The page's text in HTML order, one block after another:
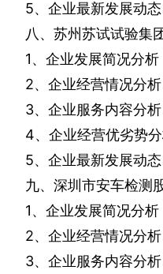
5、企业最新发展动态
八、苏州苏试试验集
1、企业发展简况分析
2、企业经营情况分析
3、企业服务内容分析
4、企业经营优劣势
5、企业最新发展动态
九、深圳市安车检测
1、企业发展简况分析
2、企业经营情况分析
3、企业服务内容分析